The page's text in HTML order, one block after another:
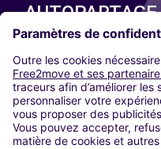
AUTOPARTAGE
Paris
Madrid
Washington DC
Milan
Rome
Turin